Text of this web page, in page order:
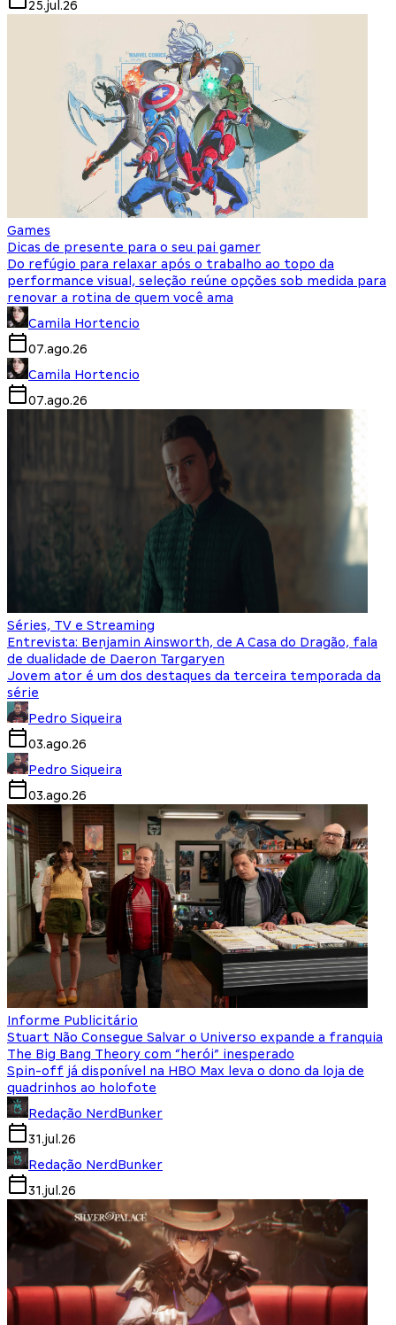
25.jul.26
Games
Dicas de presente para o seu pai gamer
Do refúgio para relaxar após o trabalho ao topo da
performance visual, seleção reúne opções sob medida para
renovar a rotina de quem você ama
Camila Hortencio
07.ago.26
Camila Hortencio
07.ago.26
Séries, TV e Streaming
Entrevista: Benjamin Ainsworth, de A Casa do Dragão, fala
de dualidade de Daeron Targaryen
Jovem ator é um dos destaques da terceira temporada da
série
Pedro Siqueira
03.ago.26
Pedro Siqueira
03.ago.26
Informe Publicitário
Stuart Não Consegue Salvar o Universo expande a franquia
The Big Bang Theory com “herói” inesperado
Spin-off já disponível na HBO Max leva o dono da loja de
quadrinhos ao holofote
Redação NerdBunker
31.jul.26
Redação NerdBunker
31.jul.26